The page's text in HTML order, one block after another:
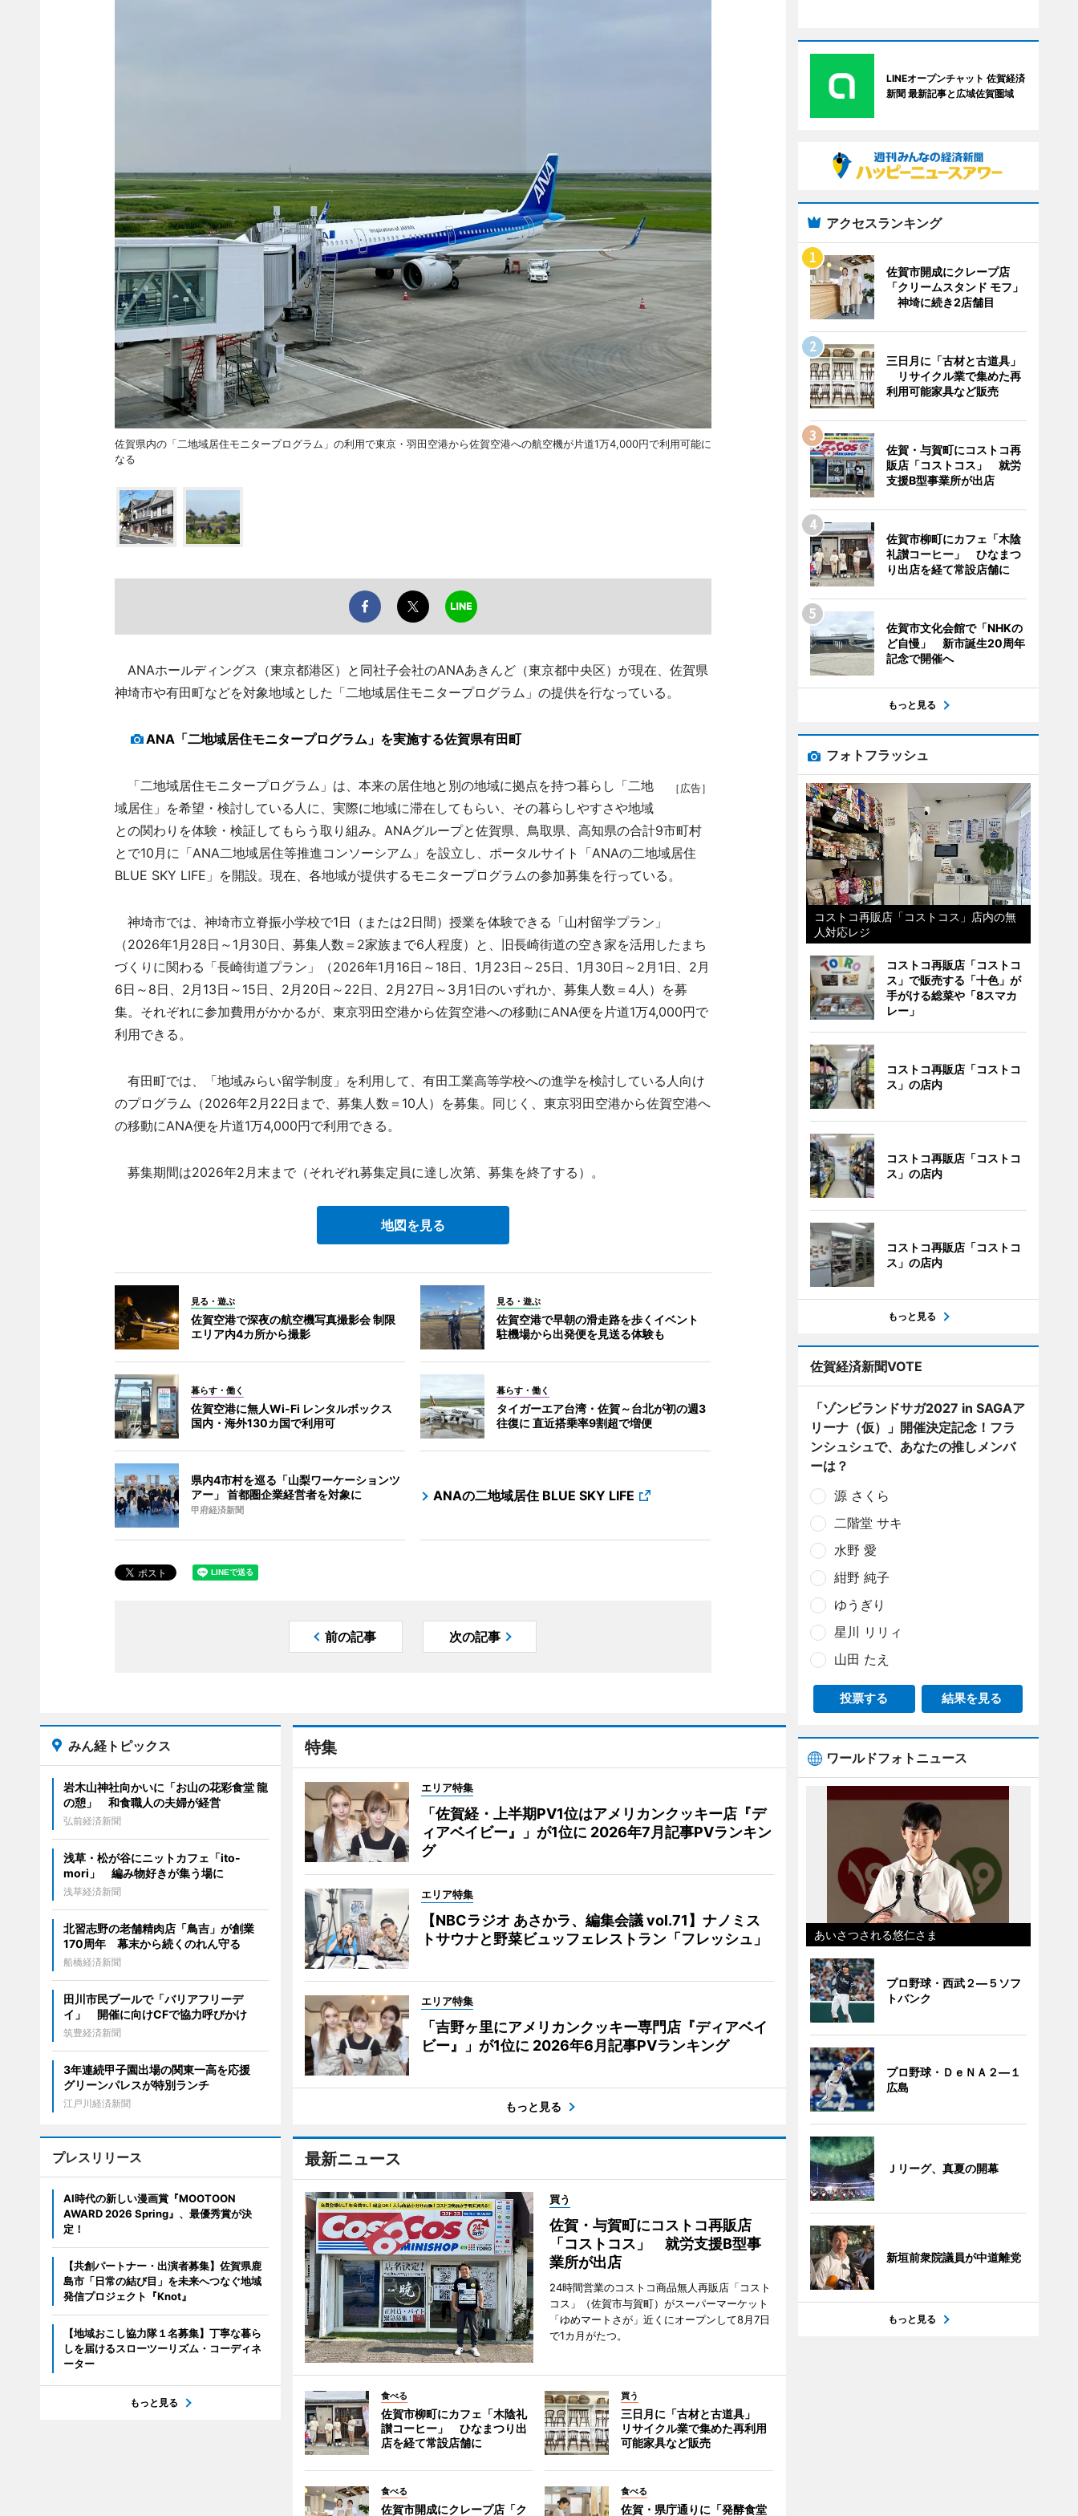
佐賀県内の「二地域居住モニタープログラム」の利用で東京・羽田空港から佐賀空港への航空機が片道1万4,000円で利用可能に
なる
ANAホールディングス（東京都港区）と同社子会社のANAあきんど（東京都中央区）が現在、佐賀県
神埼市や有田町などを対象地域とした「二地域居住モニタープログラム」の提供を行なっている。
ANA「二地域居住モニタープログラム」を実施する佐賀県有田町
［広告］
「二地域居住モニタープログラム」は、本来の居住地と別の地域に拠点を持つ暮らし「二地
域居住」を希望・検討している人に、実際に地域に滞在してもらい、その暮らしやすさや地域
との関わりを体験・検証してもらう取り組み。ANAグループと佐賀県、鳥取県、高知県の合計9市町村
とで10月に「ANA二地域居住等推進コンソーシアム」を設立し、ポータルサイト「ANAの二地域居住
BLUE SKY LIFE」を開設。現在、各地域が提供するモニタープログラムの参加募集を行っている。
神埼市では、神埼市立脊振小学校で1日（または2日間）授業を体験できる「山村留学プラン」
（2026年1月28日～1月30日、募集人数＝2家族まで6人程度）と、旧長崎街道の空き家を活用したまち
づくりに関わる「長崎街道プラン」（2026年1月16日～18日、1月23日～25日、1月30日～2月1日、2月
6日～8日、2月13日～15日、2月20日～22日、2月27日～3月1日のいずれか、募集人数＝4人）を募
集。それぞれに参加費用がかかるが、東京羽田空港から佐賀空港への移動にANA便を片道1万4,000円で
利用できる。
有田町では、「地域みらい留学制度」を利用して、有田工業高等学校への進学を検討している人向け
のプログラム（2026年2月22日まで、募集人数＝10人）を募集。同じく、東京羽田空港から佐賀空港へ
の移動にANA便を片道1万4,000円で利用できる。
募集期間は2026年2月末まで（それぞれ募集定員に達し次第、募集を終了する）。
地図を見る
見る・遊ぶ
佐賀空港で深夜の航空機写真撮影会 制限
エリア内4カ所から撮影
見る・遊ぶ
佐賀空港で早朝の滑走路を歩くイベント
駐機場から出発便を見送る体験も
暮らす・働く
佐賀空港に無人Wi-Fi レンタルボックス
国内・海外130カ国で利用可
暮らす・働く
タイガーエア台湾・佐賀～台北が初の週3
往復に 直近搭乗率9割超で増便
県内4市村を巡る「山梨ワーケーションツ
アー」 首都圏企業経営者を対象に
甲府経済新聞
ANAの二地域居住 BLUE SKY LIFE
前の記事 次の記事
特集
エリア特集
「佐賀経・上半期PV1位はアメリカンクッキー店『デ
ィアベイビー』」が1位に 2026年7月記事PVランキン
グ
エリア特集
【NBCラジオ あさかラ、編集会議 vol.71】ナノミス
トサウナと野菜ビュッフェレストラン「フレッシュ」
エリア特集
「吉野ヶ里にアメリカンクッキー専門店『ディアベイ
ビー』」が1位に 2026年6月記事PVランキング
もっと見る
最新ニュース
買う
佐賀・与賀町にコストコ再販店
「コストコス」 就労支援B型事
業所が出店
24時間営業のコストコ商品無人再販店「コスト
コス」（佐賀市与賀町）がスーパーマーケット
「ゆめマートさが」近くにオープンして8月7日
で1カ月がたつ。
食べる
佐賀市柳町にカフェ「木陰礼
讃コーヒー」 ひなまつり出
店を経て常設店舗に
買う
三日月に「古材と古道具」
リサイクル業で集めた再利用
可能家具など販売
食べる
佐賀市開成にクレープ店「ク
食べる
佐賀・県庁通りに「発酵食堂
みん経トピックス
岩木山神社向かいに「お山の花彩食堂 龍
の憩」 和食職人の夫婦が経営
弘前経済新聞
浅草・松が谷にニットカフェ「ito-
mori」 編み物好きが集う場に
浅草経済新聞
北習志野の老舗精肉店「鳥吉」が創業
170周年 幕末から続くのれん守る
船橋経済新聞
田川市民プールで「バリアフリーデ
イ」 開催に向けCFで協力呼びかけ
筑豊経済新聞
3年連続甲子園出場の関東一高を応援
グリーンパレスが特別ランチ
江戸川経済新聞
プレスリリース
AI時代の新しい漫画賞『MOOTOON
AWARD 2026 Spring』、最優秀賞が決
定！
【共創パートナー・出演者募集】佐賀県鹿
島市「日常の結び目」を未来へつなぐ地域
発信プロジェクト『Knot』
【地域おこし協力隊１名募集】丁寧な暮ら
しを届けるスローツーリズム・コーディネ
ーター
もっと見る
LINEオープンチャット 佐賀経済
新聞 最新記事と広域佐賀圏域
アクセスランキング
佐賀市開成にクレープ店
「クリームスタンド モフ」
神埼に続き2店舗目
三日月に「古材と古道具」
リサイクル業で集めた再
利用可能家具など販売
佐賀・与賀町にコストコ再
販店「コストコス」 就労
支援B型事業所が出店
佐賀市柳町にカフェ「木陰
礼讃コーヒー」 ひなまつ
り出店を経て常設店舗に
佐賀市文化会館で「NHKの
ど自慢」 新市誕生20周年
記念で開催へ
もっと見る
フォトフラッシュ
コストコ再販店「コストコス」店内の無
人対応レジ
コストコ再販店「コストコ
ス」で販売する「十色」が
手がける総菜や「8スマカ
レー」
コストコ再販店「コストコ
ス」の店内
コストコ再販店「コストコ
ス」の店内
コストコ再販店「コストコ
ス」の店内
もっと見る
佐賀経済新聞VOTE
「ゾンビランドサガ2027 in SAGAア
リーナ（仮）」開催決定記念！フラ
ンシュシュで、あなたの推しメンバ
ーは？
源 さくら
二階堂 サキ
水野 愛
紺野 純子
ゆうぎり
星川 リリィ
山田 たえ
投票する 結果を見る
ワールドフォトニュース
あいさつされる悠仁さま
プロ野球・西武２―５ソフ
トバンク
プロ野球・ＤｅＮＡ２―１
広島
Ｊリーグ、真夏の開幕
新垣前衆院議員が中道離党
もっと見る